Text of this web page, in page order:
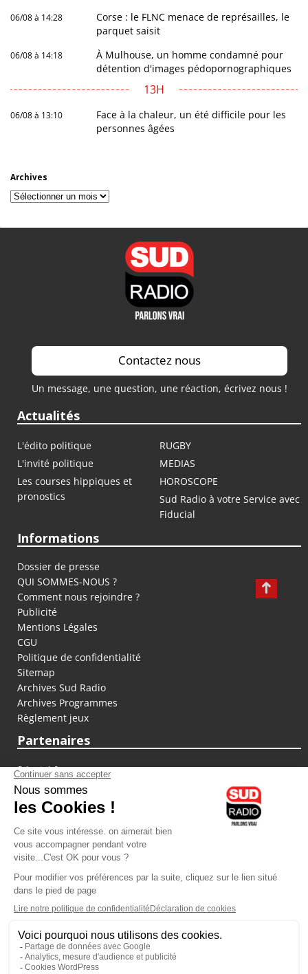
06/08 à 14:28
Corse : le FLNC menace de représailles, le
parquet saisit
06/08 à 14:18
À Mulhouse, un homme condamné pour
détention d'images pédopornographiques
13H
06/08 à 13:10
Face à la chaleur, un été difficile pour les
personnes âgées
Archives
Archives
Contactez nous
Un message, une question, une réaction, écrivez nous !
Actualités
L'édito politique
RUGBY
L'invité politique
MEDIAS
Les courses hippiques et
pronostics
HOROSCOPE
Sud Radio à votre Service avec
Fiducial
Informations
Dossier de presse
QUI SOMMES-NOUS ?
Comment nous rejoindre ?
Publicité
Mentions Légales
CGU
Politique de confidentialité
Sitemap
Archives Sud Radio
Archives Programmes
Règlement jeux
Partenaires
fiducial.fr
lyoncapitale.fr
olympique-et-lyonnais.com
L'application Iphone / Android
Téléchargez l'application
Les cookies
Gestion des cookies
Crédit photos : ©Sud Radio / Pierre Olivier